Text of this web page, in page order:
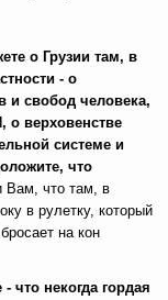
о Грузии там, в
- о
и свобод человека,
о верховенстве
системе и
что
Вам, что там, в
в рулетку, который
на кон
что некогда гордая